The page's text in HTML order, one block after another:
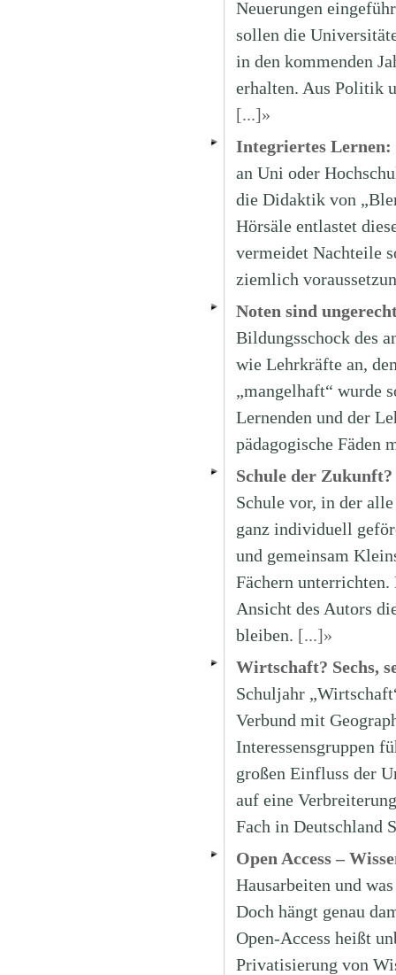
Neuerungen
sollen die
in den kommenden
erhalten. Aus Politik
[...]»
Integriertes
an Uni oder
die Didaktik von
Hörsäle entlastet
vermeidet Nachteile
ziemlich
Noten sind
Bildungsschock des
wie Lehrkräfte an,
„mangelhaft“ wurde
Lernenden und der
pädagogische Fäden
Schule der
Schule vor, in der
ganz individuell
und gemeinsam
Fächern
Ansicht des Autors
bleiben. [...]»
Wirtschaft? Sechs,
Schuljahr
Verbund mit
Interessensgruppen
großen Einfluss der
auf eine
Fach in Deutschland
Open Access –
Hausarbeiten und
Doch hängt genau
Open-Access heißt
Privatisierung von